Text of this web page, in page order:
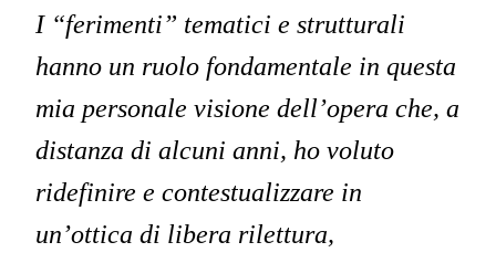
I “ferimenti” tematici e strutturali
hanno un ruolo fondamentale in questa
mia personale visione dell’opera che, a
distanza di alcuni anni, ho voluto
ridefinire e contestualizzare in
un’ottica di libera rilettura,